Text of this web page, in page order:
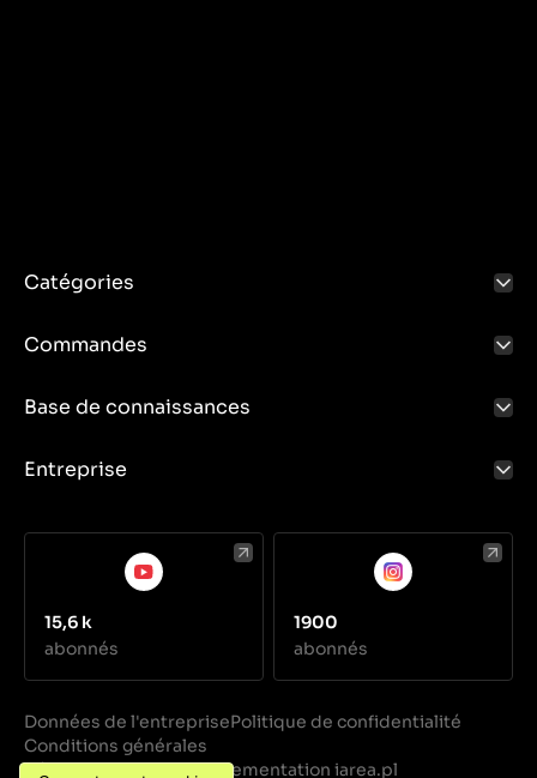
Catégories
Commandes
Base de connaissances
Entreprise
15,6 k
abonnés
1900
abonnés
Données de l'entreprisePolitique de confidentialité
Conditions générales
Réalisation
Implementation iarea.pl